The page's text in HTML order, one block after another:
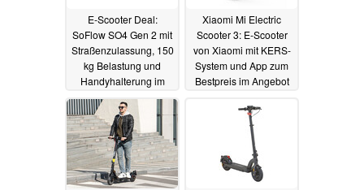
E-Scooter Deal:
SoFlow SO4 Gen 2 mit
Straßenzulassung, 150
kg Belastung und
Handyhalterung im
Angebot28.04.2022
Xiaomi Mi Electric
Scooter 3: E-Scooter
von Xiaomi mit KERS-
System und App zum
Bestpreis im Angebot